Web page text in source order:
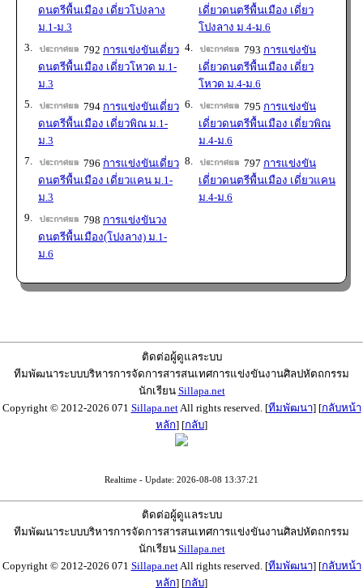
ดนตรีพื้นเมือง เดี่ยวโปงลาง
ม.1-ม.3
เดี่ยวดนตรีพื้นเมือง เดี่ยว
โปงลาง ม.4-ม.6
3.
792 การแข่งขันเดี่ยว
ดนตรีพื้นเมือง เดี่ยวโหวด ม.1-
ม.3
4. 793 การแข่งขัน
เดี่ยวดนตรีพื้นเมือง เดี่ยว
โหวด ม.4-ม.6
5.
794 การแข่งขันเดี่ยว
ดนตรีพื้นเมือง เดี่ยวพิณ ม.1-
ม.3
6. 795 การแข่งขัน
เดี่ยวดนตรีพื้นเมือง เดี่ยวพิณ
ม.4-ม.6
7.
796 การแข่งขันเดี่ยว
ดนตรีพื้นเมือง เดี่ยวแคน ม.1-
ม.3
8. 797 การแข่งขัน
เดี่ยวดนตรีพื้นเมือง เดี่ยวแคน
ม.4-ม.6
9.
798 การแข่งขันวง
ดนตรีพื้นเมือง(โปงลาง) ม.1-
ม.6
ติดต่อผู้ดูแลระบบ
ทีมพัฒนาระบบบริหารการจัดการสารสนเทศการแข่งขันงานศิลปหัตถกรรม
นักเรียน Sillapa.net
Copyright © 2012-2026 071 Sillapa.netAll rights reserved. [ทีมพัฒนา] [กลับหน้า
หลัก] [กลับ]
Realtime - Update: 2026-08-08 13:37:21
ติดต่อผู้ดูแลระบบ
ทีมพัฒนาระบบบริหารการจัดการสารสนเทศการแข่งขันงานศิลปหัตถกรรม
นักเรียน Sillapa.net
Copyright © 2012-2026 071 Sillapa.netAll rights reserved. [ทีมพัฒนา] [กลับหน้า
หลัก] [กลับ]